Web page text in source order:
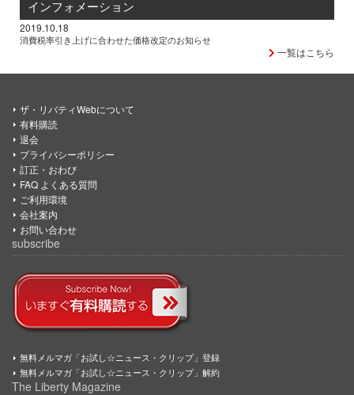
インフォメーション
2019.10.18
消費税率引き上げに合わせた価格改定のお知らせ
一覧はこちら
ザ・リバティWebについて
有料購読
退会
プライバシーポリシー
訂正・おわび
FAQ よくある質問
ご利用環境
会社案内
お問い合わせ
subscribe
無料メルマガ「お試し☆ニュース・クリップ」登録
無料メルマガ「お試し☆ニュース・クリップ」解約
The Liberty Magazine